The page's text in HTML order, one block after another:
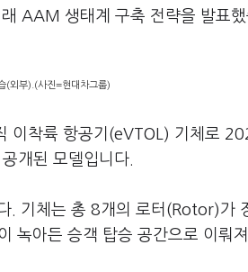
AAM 생태계 구축 전략을 발표했
(외부).(사진=현대차그룹)
이착륙 항공기(eVTOL) 기체로
개된 모델입니다.
. 기체는 총 8개의 로터(Rotor)가
녹아든 승객 탑승 공간으로 이뤄